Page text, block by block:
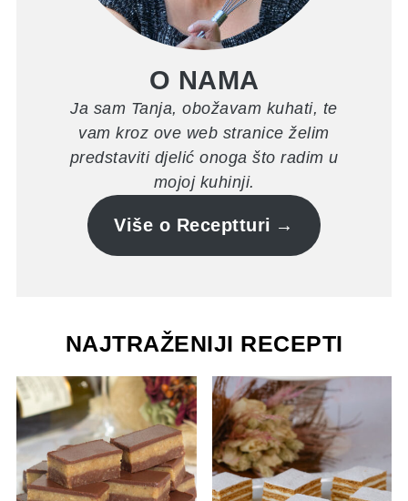
O NAMA
Ja sam Tanja, obožavam kuhati, te
vam kroz ove web stranice želim
predstaviti djelić onoga što radim u
mojoj kuhinji.
Više o Receptturi
NAJTRAŽENIJI RECEPTI